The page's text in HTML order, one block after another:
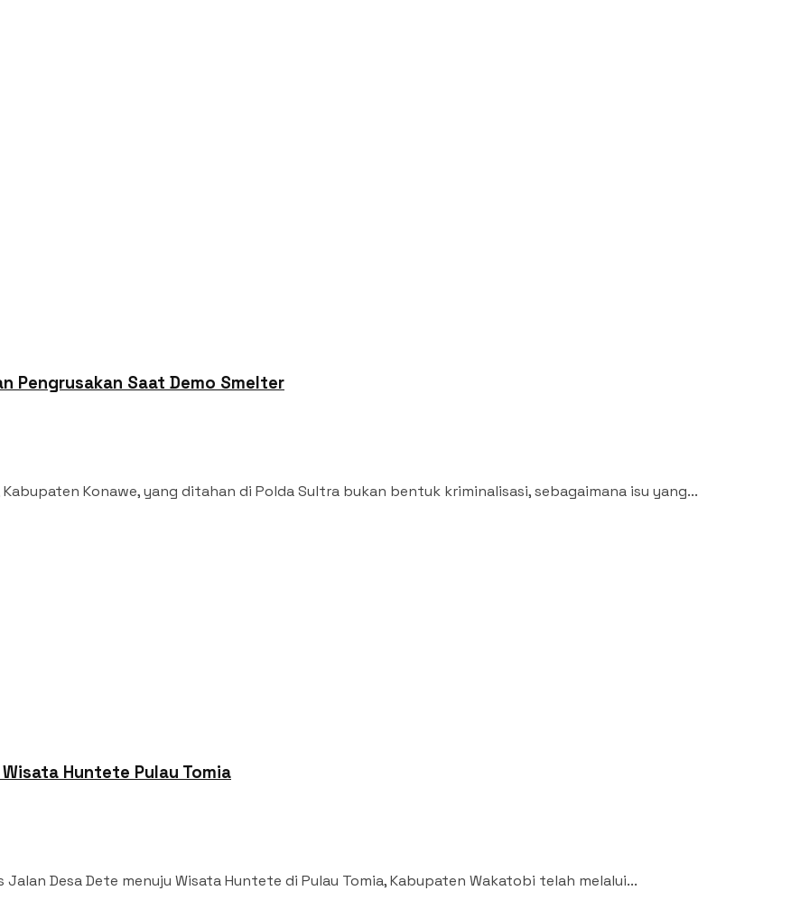
Pengrusakan Saat Demo Smelter
Kabupaten Konawe, yang ditahan di Polda Sultra bukan bentuk kriminalisasi, sebagaimana isu yang...
Huntete Pulau Tomia
Jalan Desa Dete menuju Wisata Huntete di Pulau Tomia, Kabupaten Wakatobi telah melalui...